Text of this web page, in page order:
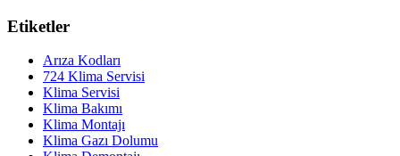
Etiketler
Arıza Kodları
724 Klima Servisi
Klima Servisi
Klima Bakımı
Klima Montajı
Klima Gazı Dolumu